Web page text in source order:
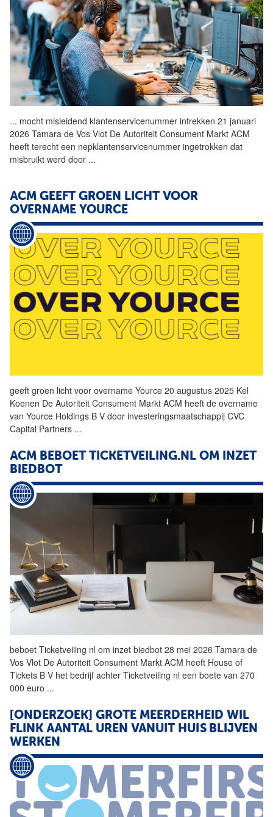
... mocht misleidend klantenservicenummer intrekken 21 januari
2026 Tamara de Vos Vlot De Autoriteit Consument Markt ACM
heeft terecht een nepklantenservicenummer ingetrokken dat
misbruikt werd door ...
ACM GEEFT GROEN LICHT VOOR
OVERNAME YOURCE
geeft groen licht voor overname Yource 20 augustus 2025 Kel
Koenen De Autoriteit Consument Markt ACM heeft de overname
van Yource Holdings B V door investeringsmaatschappij CVC
Capital Partners ...
ACM BEBOET TICKETVEILING.NL OM INZET
BIEDBOT
beboet Ticketveiling nl om inzet biedbot 28 mei 2026 Tamara de
Vos Vlot De Autoriteit Consument Markt ACM heeft House of
Tickets B V het bedrijf achter Ticketveiling nl een boete van 270
000 euro ...
[ONDERZOEK] GROTE MEERDERHEID WIL
FLINK AANTAL UREN VANUIT HUIS BLIJVEN
WERKEN